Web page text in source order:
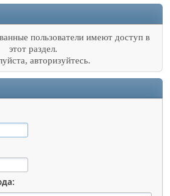
пользователи имеют доступ в
этот раздел.
авторизуйтесь.